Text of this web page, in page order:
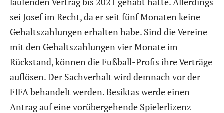
sei Josef im Recht, da er seit fünf Monaten keine
Gehaltszahlungen erhalten habe. Sind die Vereine
mit den Gehaltszahlungen vier Monate im
Rückstand, können die Fußball-Profis ihre Verträge
auflösen. Der Sachverhalt wird demnach vor der
FIFA behandelt werden. Besiktas werde einen
Antrag auf eine vorübergehende Spielerlizenz